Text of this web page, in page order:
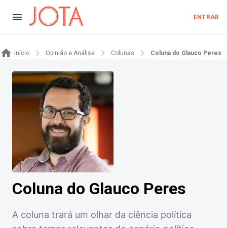
ENTRAR
Início Opinião e Análise Colunas Coluna do Glauco Peres
Coluna do Glauco Peres
A coluna trará um olhar da ciência política